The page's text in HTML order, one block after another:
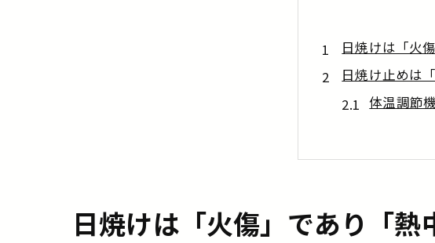
日焼けは「火
日焼け止めは
体温調節
集中力
10年後も
まとめ
現場作業員と
日焼けは「火傷」であり「熱